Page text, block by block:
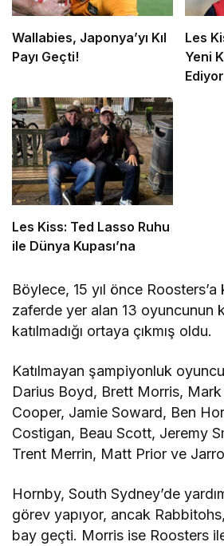
Wallabies, Japonya’yı Kıl
Payı Geçti!
Les
Yeni
Ediyor
Les Kiss: Ted Lasso Ruhu
ile Dünya Kupası’na
Böylece, 15 yıl önce Roosters’a
zaferde yer alan 13 oyuncunun
katılmadığı ortaya çıkmış oldu.
Katılmayan şampiyonluk
Darius Boyd, Brett Morris,
Cooper, Jamie Soward, Ben
Costigan, Beau Scott, Jeremy
Trent Merrin, Matt Prior ve
Hornby, South Sydney’de
görev yapıyor, ancak
bay geçti. Morris ise Roosters